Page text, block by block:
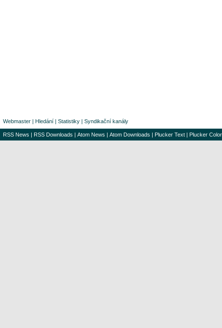
Webmaster | Hledání | Statistiky | Syndikační kanály
RSS News | RSS Downloads | Atom News | Atom Downloads | Plucker Text | Plucker Color